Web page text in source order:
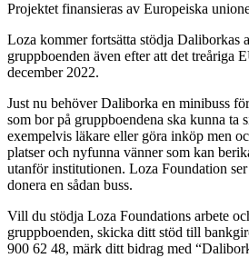
Projektet finansieras av Europeiska
Loza kommer fortsätta stödja Daliborkas
gruppboenden även efter att det treåriga
december 2022.
Just nu behöver Daliborka en minibuss
som bor på gruppboendena ska kunna ta
exempelvis läkare eller göra inköp men
platser och nyfunna vänner som kan
utanför institutionen. Loza Foundation
donera en sådan buss.
Vill du stödja Loza Foundations arbete
gruppboenden, skicka ditt stöd till
900 62 48, märk ditt bidrag med